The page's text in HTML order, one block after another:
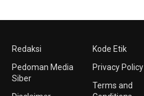
Redaksi
Pedoman Media
Siber
Kode Etik
Privacy Policy
Terms and